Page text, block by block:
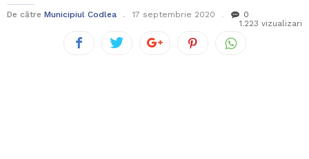
De către Municipiul Codlea 17 septembrie 2020
0
1.223 vizualizari